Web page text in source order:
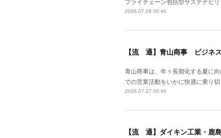
2026.07.28 00:40
【流 通】青山商事 ビジネ
青山商事は、年々長期化する夏に
での営業活動をいかに快適に乗り
2026.07.27 00:40
【流 通】ダイキン工業・鹿